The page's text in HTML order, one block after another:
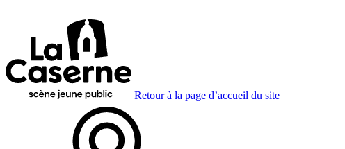
Retour à la page d’accueil du site